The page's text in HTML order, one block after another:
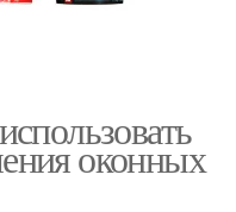
оконных